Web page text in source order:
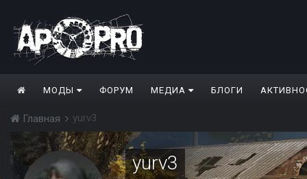
МОДЫ ФОРУМ МЕДИА БЛОГИ
Главная yurv3
yurv3